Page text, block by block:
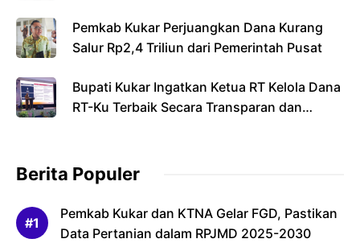
Pemkab Kukar Perjuangkan Dana Kurang
Salur Rp2,4 Triliun dari Pemerintah Pusat
Bupati Kukar Ingatkan Ketua RT Kelola Dana
RT-Ku Terbaik Secara Transparan dan
Berita Populer
Pemkab Kukar dan KTNA Gelar FGD, Pastikan
Data Pertanian dalam RPJMD 2025-2030